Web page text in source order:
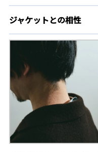
ジャケットとの相性